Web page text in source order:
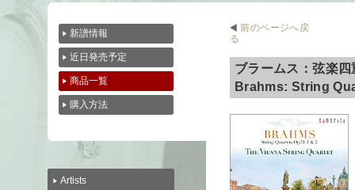
新譜情報
近日発売予定
商品一覧
購入方法
Artists
前のページへ戻
る
ブラームス：弦楽
Brahms: String